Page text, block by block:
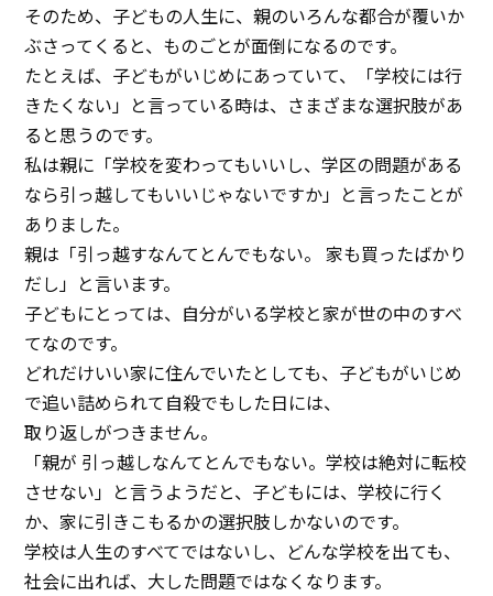
コラム
イベント
お問い合わせ
そのため、子どもの人生に、親のいろんな都合が覆いか
ぶさってくると、ものごとが面倒になるのです。
たとえば、子どもがいじめにあっていて、「学校には行
きたくない」と言っている時は、さまざまな選択肢があ
ると思うのです。
私は親に「学校を変わってもいいし、学区の問題がある
なら引っ越してもいいじゃないですか」と言ったことが
ありました。
親は「引っ越すなんてとんでもない。 家も買ったばかり
だし」と言います。
子どもにとっては、自分がいる学校と家が世の中のすべ
てなのです。
どれだけいい家に住んでいたとしても、子どもがいじめ
で追い詰められて自殺でもした日には、
取り返しがつきません。
「親が 引っ越しなんてとんでもない。学校は絶対に転校
させない」と言うようだと、子どもには、学校に行く
か、家に引きこもるかの選択肢しかないのです。
学校は人生のすべてではないし、どんな学校を出ても、
社会に出れば、大した問題ではなくなります。